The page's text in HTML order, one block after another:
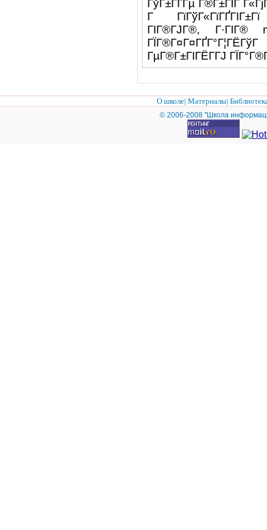
ГўГ±ГҐГµ Г®Г±ГІГ
Г
ГІГ®ГЈГ®,
ГµГ®Г±ГІГЁГ­ГЈ
О школе| Материалы|
© 2006-2008 "Школа